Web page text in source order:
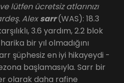
lütfen ücretsiz atlarınızı
Alexsarr(WAS): 18.3
3.6 yardım, 2.2 blok
bir yıl olmadığını
şüphesiz en iyi hikayeydi -
başlamasıyla. Sarr bir
olarak daha rafine